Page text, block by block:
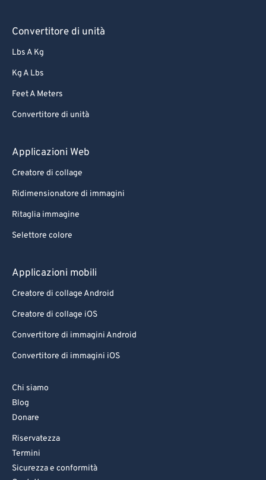
Convertitore di unità
Lbs A Kg
Kg A Lbs
Feet A Meters
Convertitore di unità
Applicazioni Web
Creatore di collage
Ridimensionatore di immagini
Ritaglia immagine
Selettore colore
Applicazioni mobili
Creatore di collage Android
Creatore di collage iOS
Convertitore di immagini Android
Convertitore di immagini iOS
Chi siamo
Blog
Donare
Riservatezza
Termini
Sicurezza e conformità